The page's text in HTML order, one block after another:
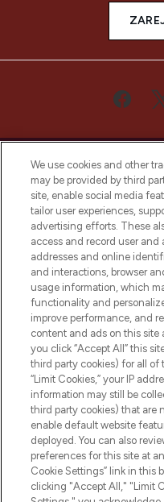
Bądź pierwszą
najnowszych
uznanych
otrzyma
z
Zgoda
Do Not Sell
POMOC &
WAŻNE
O
We use cookies and other
may be provided by third
site, enable social media
tailor user experiences,
advertising efforts. These
access and record user and
addresses and online
and interactions, browser
usage information, which
functionality and
improve performance, and
content and ads on this site
you click “Accept All” this
third party cookies) for all of
“Limit Cookies,” your IP
information may still be
third party cookies) that are
enable default website
deployed. You can also
preferences for this site at
Cookie Settings” link in this
clicking "Accept All," "Limit